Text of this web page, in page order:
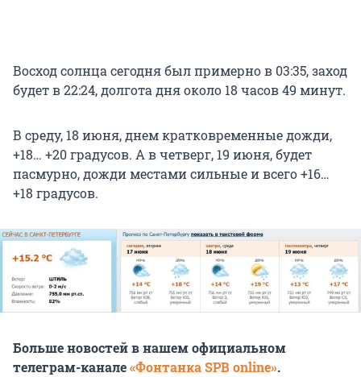
Восход солнца сегодня был примерно в 03:35, заход
будет в 22:24, долгота дня около 18 часов 49 минут.
В среду, 18 июня, днем кратковременные дожди,
+18… +20 градусов. А в четверг, 19 июня, будет
пасмурно, дожди местами сильные и всего +16…
+18 градусов.
Больше новостей в нашем официальном
телеграм-канале«Фонтанка SPB online».